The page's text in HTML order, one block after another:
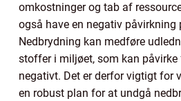
omkostninger og tab af
også have en negativ påvirkning
Nedbrydning kan medføre
stoffer i miljøet, som kan
negativt. Det er derfor vigtigt for
en robust plan for at undgå